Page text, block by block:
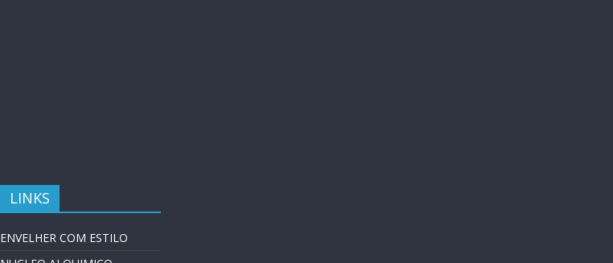
LINKS
ENVELHER COM ESTILO